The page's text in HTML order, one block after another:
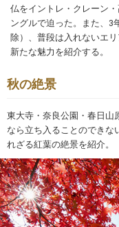
仏をイントレ・クレーン
ングルで迫った。また、3
除）、普段は入れないエ
新たな魅力を紹介する。
秋の絶景
東大寺・奈良公園・春日山
なら立ち入ることのできな
れざる紅葉の絶景を紹介。